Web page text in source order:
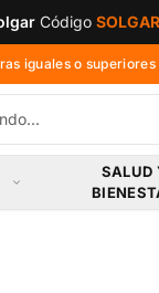
Código
iguales o
SALUD